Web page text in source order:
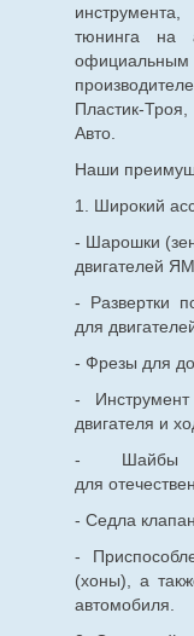
тюнинга на
Пластик-
Авто.
Наши
1. Широкий
- Шарошки
двигателей
- Развертки
для
- Фрезы для
-
двигателя и
- Шайбы
для
- Седла
-
(хоны), а
автомобиля.